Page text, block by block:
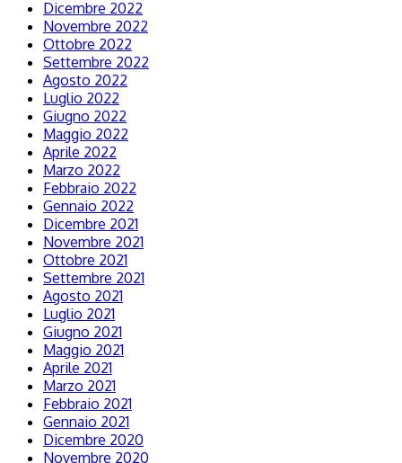
Dicembre 2022
Novembre 2022
Ottobre 2022
Settembre 2022
Agosto 2022
Luglio 2022
Giugno 2022
Maggio 2022
Aprile 2022
Marzo 2022
Febbraio 2022
Gennaio 2022
Dicembre 2021
Novembre 2021
Ottobre 2021
Settembre 2021
Agosto 2021
Luglio 2021
Giugno 2021
Maggio 2021
Aprile 2021
Marzo 2021
Febbraio 2021
Gennaio 2021
Dicembre 2020
Novembre 2020